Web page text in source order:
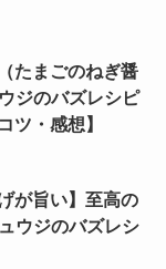
たまごのねぎ醤
ジのバズレシピ
ツ・感想】
が旨い】至高の
ウジのバズレシ